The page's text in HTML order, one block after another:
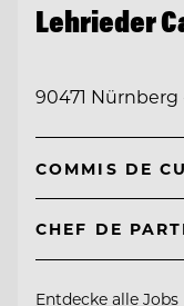
Lehrieder
90471
COMMIS DE
CHEF DE
Entdecke alle Jobs